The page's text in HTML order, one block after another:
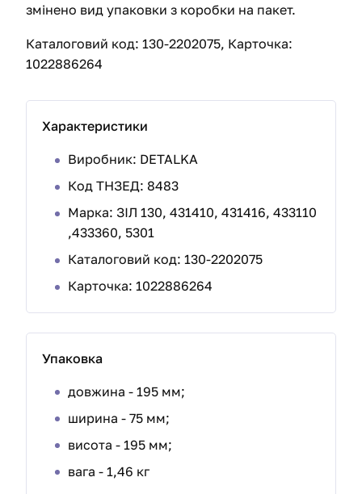
змінено вид упаковки з коробки на пакет.
Каталоговий код: 130-2202075, Карточка:
1022886264
Характеристики
Виробник: DETALKA
Код ТНЗЕД: 8483
Марка: ЗІЛ 130, 431410, 431416, 433110
,433360, 5301
Каталоговий код: 130-2202075
Карточка: 1022886264
Упаковка
довжина - 195 мм;
ширина - 75 мм;
висота - 195 мм;
вага - 1,46 кг